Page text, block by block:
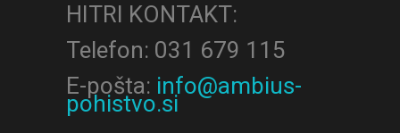
HITRI KONTAKT:
Telefon: 031 679 115
E-pošta: info@ambius-
pohistvo.si